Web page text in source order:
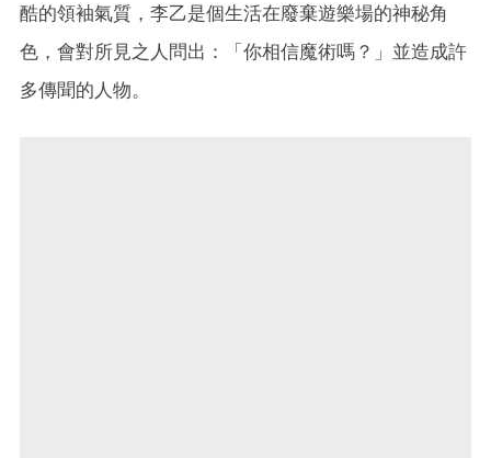
酷的領袖氣質，李乙是個生活在廢棄遊樂場的神秘角
色，會對所見之人問出：「你相信魔術嗎？」並造成許
多傳聞的人物。